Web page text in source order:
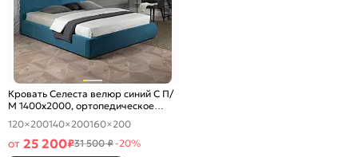
Кровать Селеста велюр синий С П/
М 1400x2000, ортопедическое
основание, изголовье мягкое
120×200140×200160×200
от 25 200₽31 500 ₽-20%